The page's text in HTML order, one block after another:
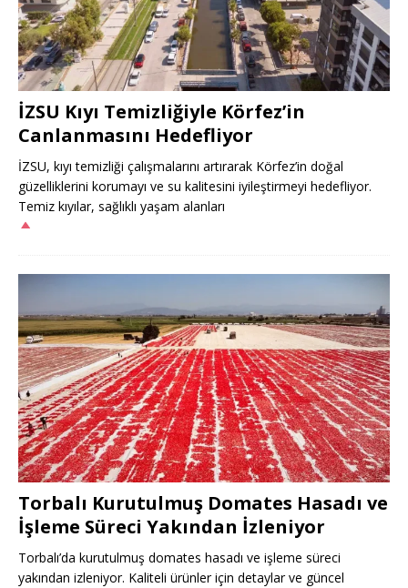
İZSU Kıyı Temizliğiyle Körfez’in
Canlanmasını Hedefliyor
İZSU, kıyı temizliği çalışmalarını artırarak Körfez’in doğal
güzelliklerini korumayı ve su kalitesini iyileştirmeyi hedefliyor.
Temiz kıyılar, sağlıklı yaşam alanları
Torbalı Kurutulmuş Domates Hasadı ve
İşleme Süreci Yakından İzleniyor
Torbalı’da kurutulmuş domates hasadı ve işleme süreci
yakından izleniyor. Kaliteli ürünler için detaylar ve güncel